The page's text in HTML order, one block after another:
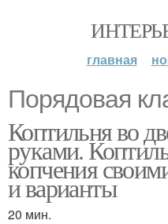
главная
Порядовая
Коптильня во
руками.
копчения
и варианты
20 мин.